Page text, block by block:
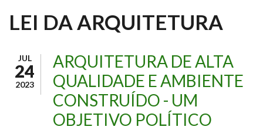
LEI DA ARQUITETURA
JUL
24
2023
ARQUITETURA DE ALTA
QUALIDADE E AMBIENTE
CONSTRUÍDO - UM
OBJETIVO POLÍTICO